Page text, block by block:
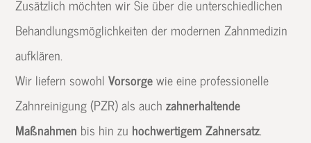
Zusätzlich möchten wir Sie über die unterschiedlichen
Behandlungsmöglichkeiten der modernen Zahnmedizin
aufklären.
Wir liefern sowohlVorsorgewie eine professionelle
Zahnreinigung (PZR) als auchzahnerhaltende
Maßnahmen bis hin zu hochwertigem Zahnersatz.